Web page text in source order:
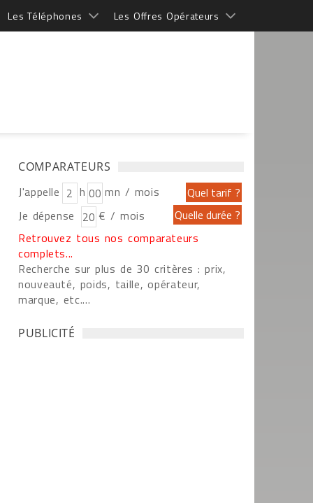
Les Téléphones Les Offres Opérateurs
COMPARATEURS
J'appelle h
mn / mois
Je dépense
€ / mois
Retrouvez tous nos comparateurs
complets...
Recherche sur plus de 30 critères : prix,
nouveauté, poids, taille, opérateur,
marque, etc....
PUBLICITÉ